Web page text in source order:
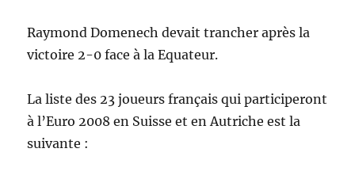
Raymond Domenech devait trancher après la
victoire 2-0 face à la Equateur.
La liste des 23 joueurs français qui participeront
à l’Euro 2008 en Suisse et en Autriche est la
suivante :